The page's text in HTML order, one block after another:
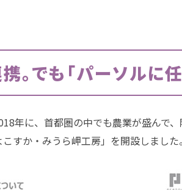
。でも「パーソルに
年に、首都圏の中でも農業が盛んで
すか・みうら岬工房」を開設しました。